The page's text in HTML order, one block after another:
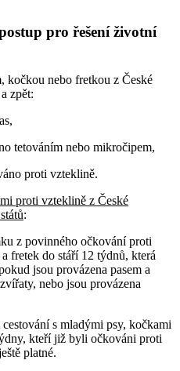
pro řešení životní
kočkou nebo fretkou z České
zpět:
tetováním nebo mikročipem,
proti vzteklině.
proti vzteklině z České
:
z povinného očkování proti
fretek do stáří 12 týdnů, která
jsou provázena pasem a
nebo jsou provázena
s mladými psy, kočkami
kteří již byli očkováni proti
platné.